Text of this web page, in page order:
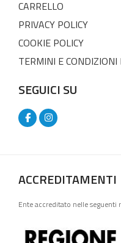
CARRELLO
PRIVACY POLICY
COOKIE POLICY
TERMINI E
SEGUICI SU
ACCREDITAMENTI
Ente accreditato nelle seguenti